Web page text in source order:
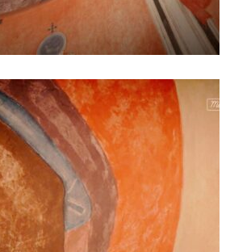
Karbownik, Nowosielski (1)